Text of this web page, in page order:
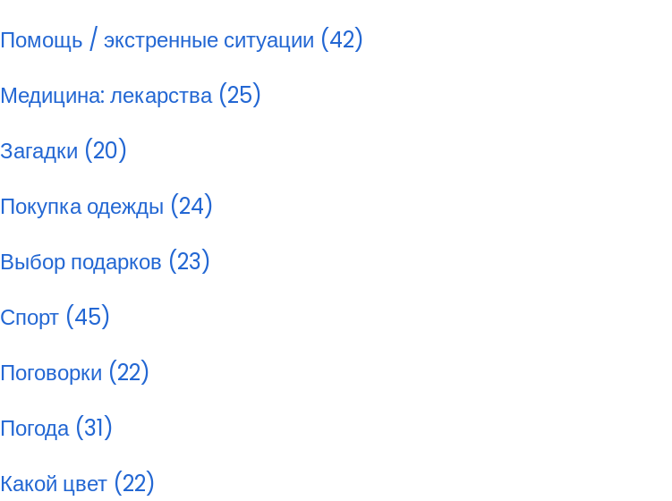
Помощь / экстренные ситуации (42)
Медицина: лекарства (25)
Загадки (20)
Покупка одежды (24)
Выбор подарков (23)
Спорт (45)
Поговорки (22)
Погода (31)
Какой цвет (22)